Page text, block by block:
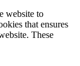
website to
that ensures
These